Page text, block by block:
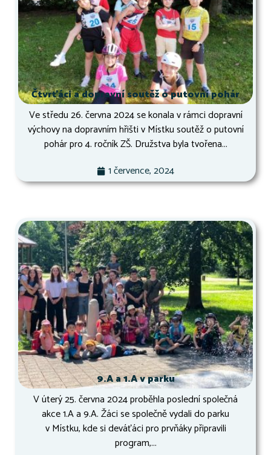
Čtvrťáci a dopravní soutěž o putovní pohár
Ve středu 26. června 2024 se konala v rámci dopravní
výchovy na dopravním hřišti v Místku soutěž o putovní
pohár pro 4. ročník ZŠ. Družstva byla tvořena...
1 července, 2024
9.A a 1.A v parku
V úterý 25. června 2024 proběhla poslední společná
akce 1.A a 9.A. Žáci se společně vydali do parku
v Místku, kde si deváťáci pro prvňáky připravili
program,...